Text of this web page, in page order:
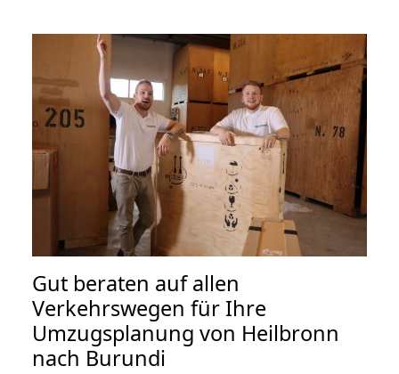
Gut beraten auf allen
Verkehrswegen für Ihre
Umzugsplanung von Heilbronn
nach Burundi